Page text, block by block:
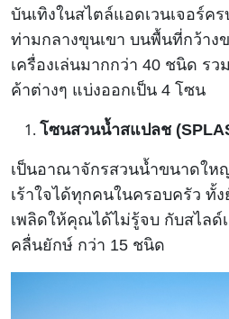
บันเทิงในสไตล์แอดเวนเจอร์ค
ท่ามกลางขุนเขา บนพื้นที่กว้าง
เครื่องเล่นมากกว่า 40 ชนิด ร
ค้าต่างๆ แบ่งออกเป็น 4 โซน
โซนสวนน้ำสแปลช
เป็นอาณาจักรสวนน้ำขนาดใ
เร้าใจได้ทุกคนในครอบครัว ทั้
เพลิดให้คุณได้ไม่รู้จบ กับสไลด์
คลื่นยักษ์ กว่า 15 ชนิด